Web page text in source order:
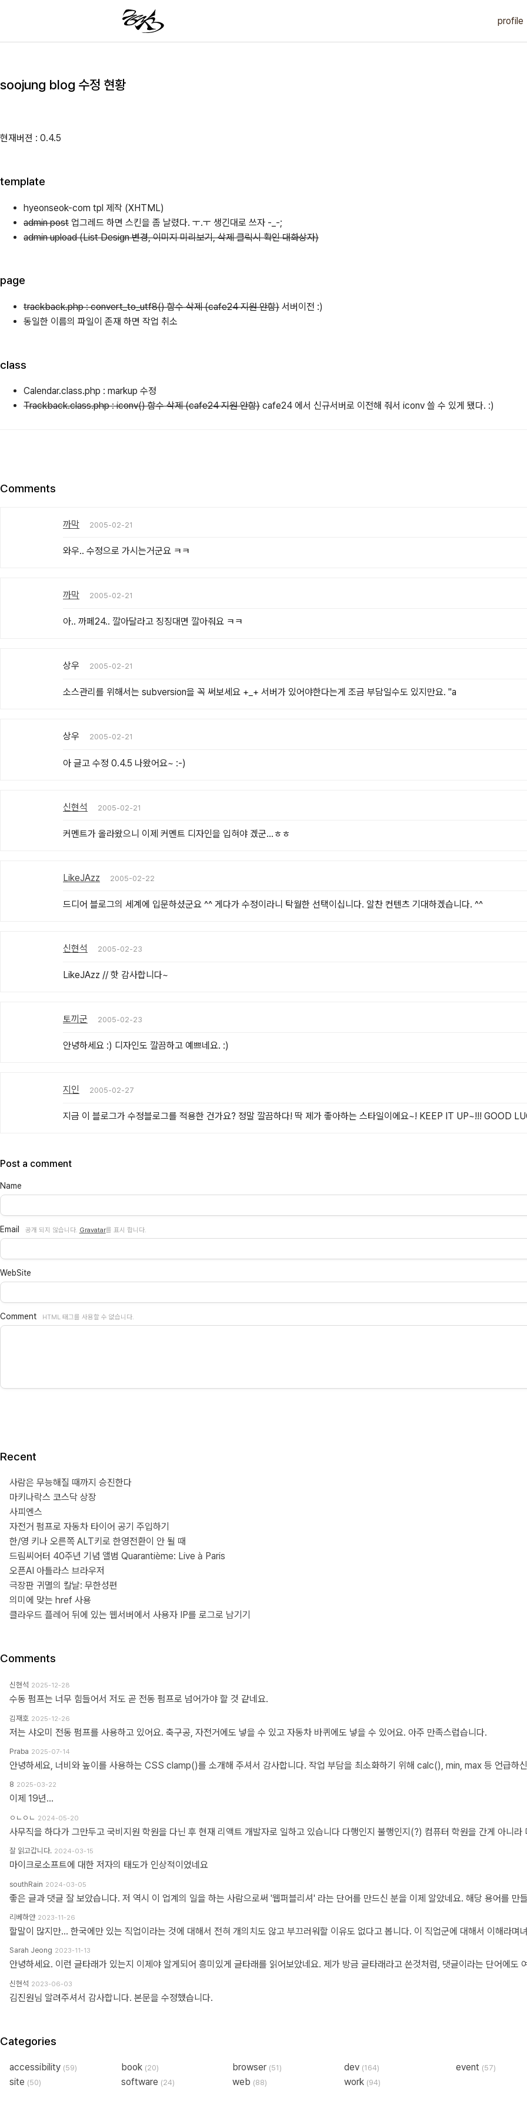
profile
soojung blog 수정 현황
현재버젼 : 0.4.5
template
hyeonseok-com tpl 제작 (XHTML)
admin post 업그레드 하면 스킨을 좀 날렸다. ㅜ.ㅜ 생긴대로 쓰자 -_-;
admin upload (List Design 변경, 이미지 미리보기, 삭제 클릭시 확인 대화상자)
page
trackback.php : convert_to_utf8() 함수 삭제 (cafe24 지원 안함) 서버이전 :)
동일한 이름의 파일이 존재 하면 작업 취소
class
Calendar.class.php : markup 수정
Trackback.class.php : iconv() 함수 삭제 (cafe24 지원 안함) cafe24 에서 신규서버로 이전해 줘서 iconv 쓸 수 있게 됐다. :)
Comments
까막 2005-02-21
와우.. 수정으로 가시는거군요 ㅋㅋ
까막 2005-02-21
아.. 까페24.. 깔아달라고 징징대면 깔아줘요 ㅋㅋ
상우 2005-02-21
소스관리를 위해서는 subversion을 꼭 써보세요 +_+ 서버가 있어야한다는게 조금 부담일수도 있지만요. ''a
상우 2005-02-21
아 글고 수정 0.4.5 나왔어요~ :-)
신현석 2005-02-21
커멘트가 올라왔으니 이제 커멘트 디자인을 입혀야 겠군...ㅎㅎ
LikeJAzz 2005-02-22
드디어 블로그의 세계에 입문하셨군요 ^^ 게다가 수정이라니 탁월한 선택이십니다. 알찬 컨텐츠 기대하겠습니다. ^^
신현석 2005-02-23
LikeJAzz // 핫 감사합니다~
토끼군 2005-02-23
안녕하세요 :) 디자인도 깔끔하고 예쁘네요. :)
지인 2005-02-27
지금 이 블로그가 수정블로그를 적용한 건가요? 정말 깔끔하다! 딱 제가 좋아하는 스타일이에요~! KEEP IT UP~!!! GOOD
Post a comment
Name
Email 공개 되지 않습니다. Gravatar를 표시 합니다.
WebSite
Comment HTML 태그를 사용할 수 없습니다.
Recent
사람은 무능해질 때까지 승진한다
마키나락스 코스닥 상장
사피엔스
자전거 펌프로 자동차 타이어 공기 주입하기
한/영 키나 오른쪽 ALT키로 한영전환이 안 될 때
드림씨어터 40주년 기념 앨범 Quarantième: Live à Paris
오픈AI 아틀라스 브라우저
극장판 귀멸의 칼날: 무한성편
의미에 맞는 href 사용
클라우드 플레어 뒤에 있는 웹서버에서 사용자 IP를 로그로 남기기
Comments
신현석 2025-12-28
수동 펌프는 너무 힘들어서 저도 곧 전동 펌프로 넘어가야 할 것 같네요.
김재호 2025-12-26
저는 샤오미 전동 펌프를 사용하고 있어요. 축구공, 자전거에도 넣을 수 있고 자동차 바퀴에도 넣을 수 있어요. 아주 만족스럽습니다.
Praba 2025-07-14
8 2025-03-22
이제 19년...
ㅇㄴㅇㄴ 2024-05-20
잘 읽고갑니다. 2024-03-15
마이크로소프트에 대한 저자의 태도가 인상적이었네요
southRain 2024-03-05
리베하얀 2023-11-26
Sarah Jeong 2023-11-13
신현석 2023-06-03
김진원님 알려주셔서 감사합니다. 본문을 수정했습니다.
Categories
accessibility (59) book (20) browser (51) dev (164) event (57)
site (50) software (24) web (88) work (94)